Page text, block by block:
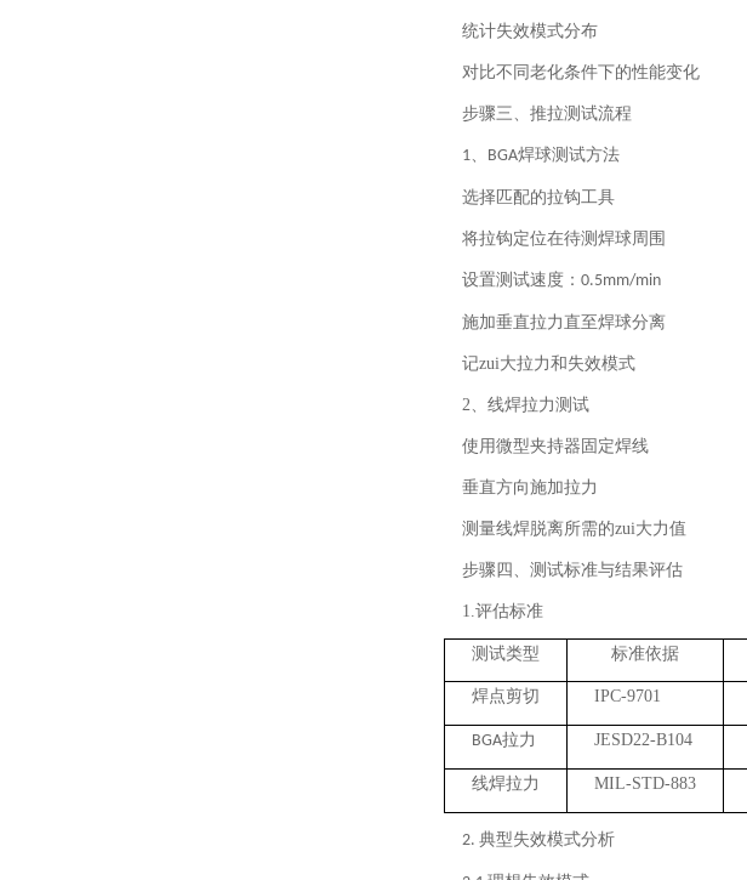
统计失效模式分布
对比不同老化条件下的性能变化
步骤三、推拉测试流程
1、 BGA焊球测试方法
选择匹配的拉钩工具
将拉钩定位在待测焊球周围
设置测试速度： 0.5mm/min
施加垂直拉力直至焊球分离
记zui大拉力和失效模式
2、线焊拉力测试
使用微型夹持器固定焊线
垂直方向施加拉力
测量线焊脱离所需的zui大力值
步骤四、测试标准与结果评估
1.评估标准
测试类型 标准依据
焊点剪切 IPC-9701
BGA拉力 JESD22-B104
线焊拉力 MIL-STD-883
2. 典型失效模式分析